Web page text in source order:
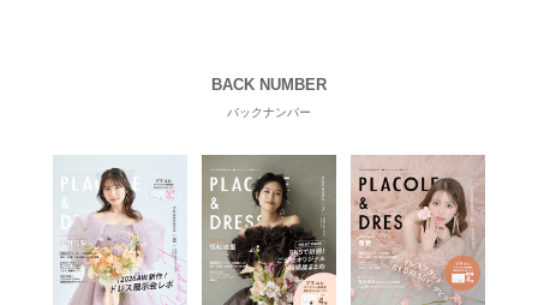
BACK NUMBER
バックナンバー